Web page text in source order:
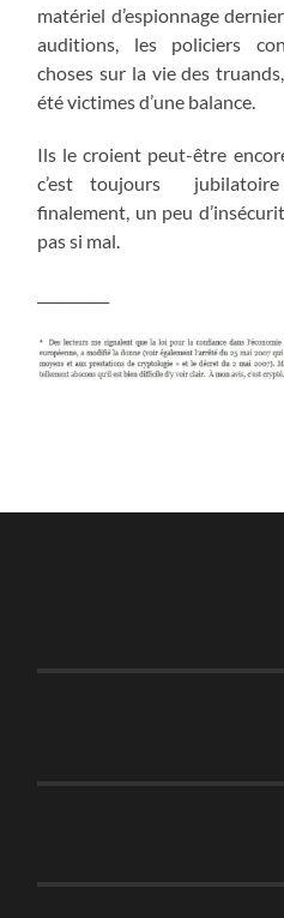
matériel d’espionnage
auditions, les policiers
choses sur la vie des
été victimes d’une balance.
Ils le croient peut-être
c’est toujours
finalement, un peu
pas si mal.